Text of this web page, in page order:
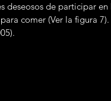
deseosos de participar
comer (Ver la figura